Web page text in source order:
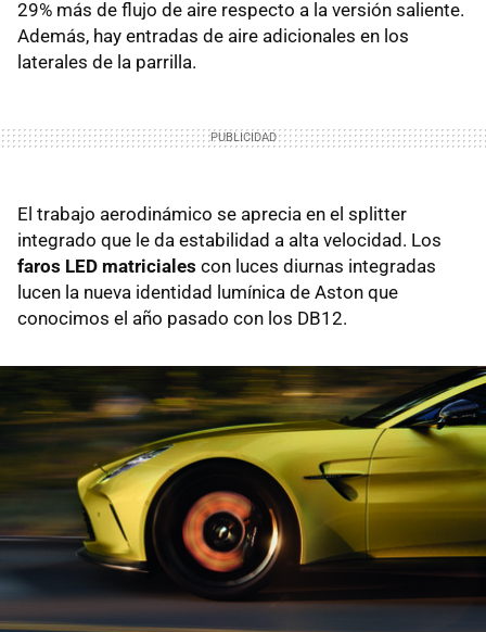
29% más de flujo de aire respecto a la versión saliente.
Además, hay entradas de aire adicionales en los
laterales de la parrilla.
El trabajo aerodinámico se aprecia en el splitter
integrado que le da estabilidad a alta velocidad. Los
faros LED matriciales con luces diurnas integradas
lucen la nueva identidad lumínica de Aston que
conocimos el año pasado con los DB12.